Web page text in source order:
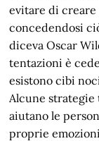
evitare di creare
concedendosi
diceva Oscar
tentazioni è
esistono cibi
Alcune
aiutano le
proprie